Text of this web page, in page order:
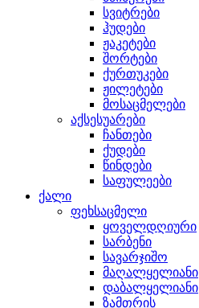
სვიტრები
ჰუდები
ჟაკეტები
შორტები
ქურთუკები
ჟილეტები
მოსაცმელები
აქსესუარები
ჩანთები
ქუდები
წინდები
საფულეები
ქალი
ფეხსაცმელი
ყოველდღიური
სარბენი
სავარჯიშო
მაღალყელიანი
დაბალყელიანი
ზამთრის